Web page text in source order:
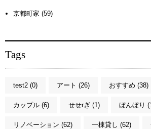
京都町家 (59)
Tags
test2 (0) アート (26) おすすめ (38)
カップル (6) せせrぎ (1) ぼんぼり
リノベーション (62) 一棟貸し (62)